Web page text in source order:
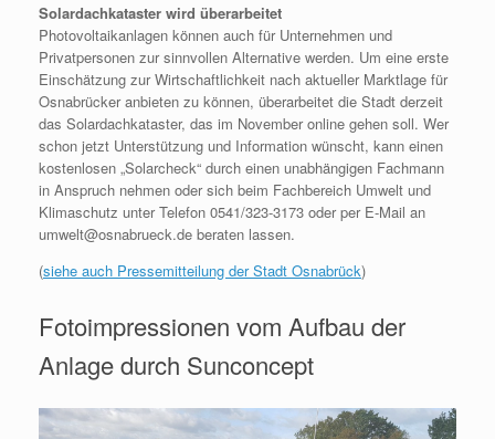
Solardachkataster wird überarbeitet
Photovoltaikanlagen können auch für Unternehmen und
Privatpersonen zur sinnvollen Alternative werden. Um eine erste
Einschätzung zur Wirtschaftlichkeit nach aktueller Marktlage für
Osnabrücker anbieten zu können, überarbeitet die Stadt derzeit
das Solardachkataster, das im November online gehen soll. Wer
schon jetzt Unterstützung und Information wünscht, kann einen
kostenlosen „Solarcheck“ durch einen unabhängigen Fachmann
in Anspruch nehmen oder sich beim Fachbereich Umwelt und
Klimaschutz unter Telefon 0541/323-3173 oder per E-Mail an
umwelt@osnabrueck.de beraten lassen.
(siehe auch Pressemitteilung der Stadt Osnabrück)
Fotoimpressionen vom Aufbau der
Anlage durch Sunconcept